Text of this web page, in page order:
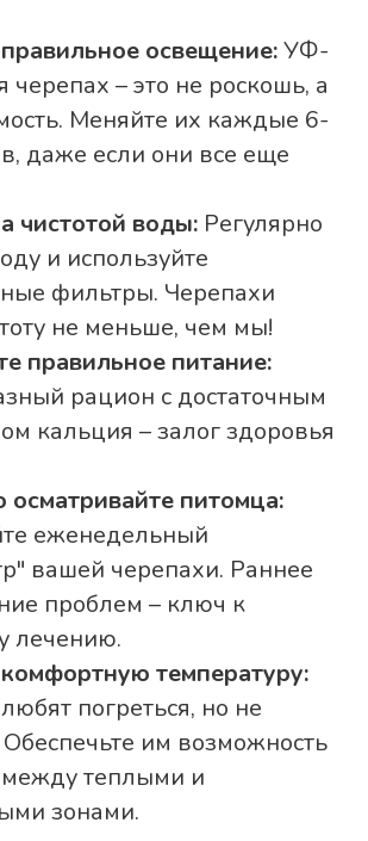
освещение:УФ-
– это не роскошь, а
Меняйте их каждые 6-
даже если они все еще
чистотой воды: Регулярно
и используйте
фильтры. Черепахи
не меньше, чем мы!
правильное питание:
рацион с достаточным
кальция – залог здоровья
осматривайте питомца:
еженедельный
вашей черепахи. Раннее
проблем – ключ к
лечению.
температуру:
погреться, но не
им возможность
теплыми и
зонами.